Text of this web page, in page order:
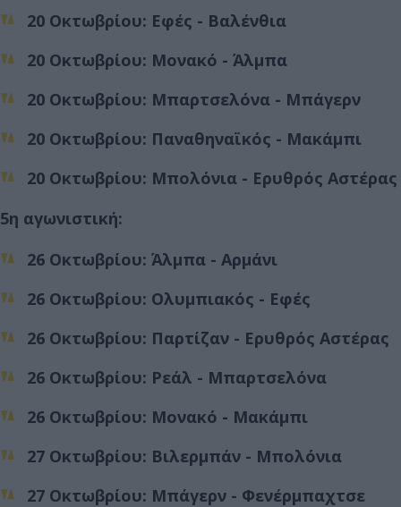
20 Οκτωβρίου: Εφές - Βαλένθια
20 Οκτωβρίου: Μονακό - Άλμπα
20 Οκτωβρίου: Μπαρτσελόνα - Μπάγερν
20 Οκτωβρίου: Παναθηναϊκός - Μακάμπι
20 Οκτωβρίου: Μπολόνια - Ερυθρός Αστέρας
5η αγωνιστική:
26 Οκτωβρίου: Άλμπα - Αρμάνι
26 Οκτωβρίου: Ολυμπιακός - Εφές
26 Οκτωβρίου: Παρτίζαν - Ερυθρός Αστέρας
26 Οκτωβρίου: Ρεάλ - Μπαρτσελόνα
26 Οκτωβρίου: Μονακό - Μακάμπι
27 Οκτωβρίου: Βιλερμπάν - Μπολόνια
27 Οκτωβρίου: Μπάγερν - Φενέρμπαχτσε